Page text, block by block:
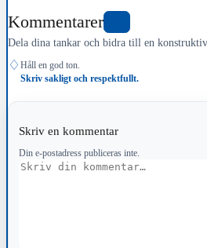
Kommentarer
Dela dina tankar och bidra till en
♢ Håll en god ton.
Skriv sakligt och respektfullt.
Skriv en kommentar
Din e-postadress publiceras inte.
Kommentar